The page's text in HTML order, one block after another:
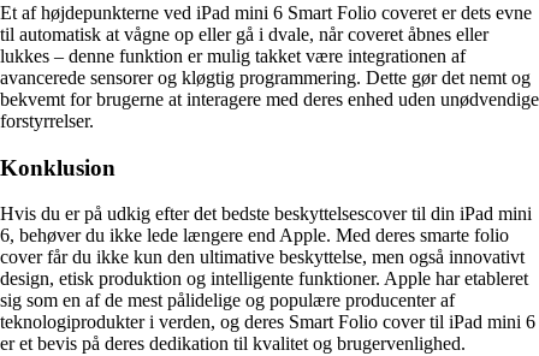
Et af højdepunkterne ved iPad mini 6 Smart Folio coveret er dets evne
til automatisk at vågne op eller gå i dvale, når coveret åbnes eller
lukkes – denne funktion er mulig takket være integrationen af
avancerede sensorer og kløgtig programmering. Dette gør det nemt og
bekvemt for brugerne at interagere med deres enhed uden unødvendige
forstyrrelser.
Konklusion
Hvis du er på udkig efter det bedste beskyttelsescover til din iPad mini
6, behøver du ikke lede længere end Apple. Med deres smarte folio
cover får du ikke kun den ultimative beskyttelse, men også innovativt
design, etisk produktion og intelligente funktioner. Apple har etableret
sig som en af de mest pålidelige og populære producenter af
teknologiprodukter i verden, og deres Smart Folio cover til iPad mini 6
er et bevis på deres dedikation til kvalitet og brugervenlighed.